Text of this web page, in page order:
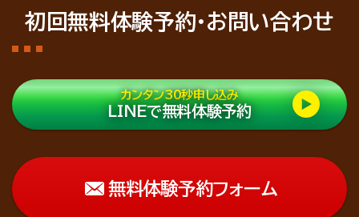
初回無料体験予約・お問い合わせ
カンタン30秒申し込み
LINEで無料体験予約
無料体験予約フォーム